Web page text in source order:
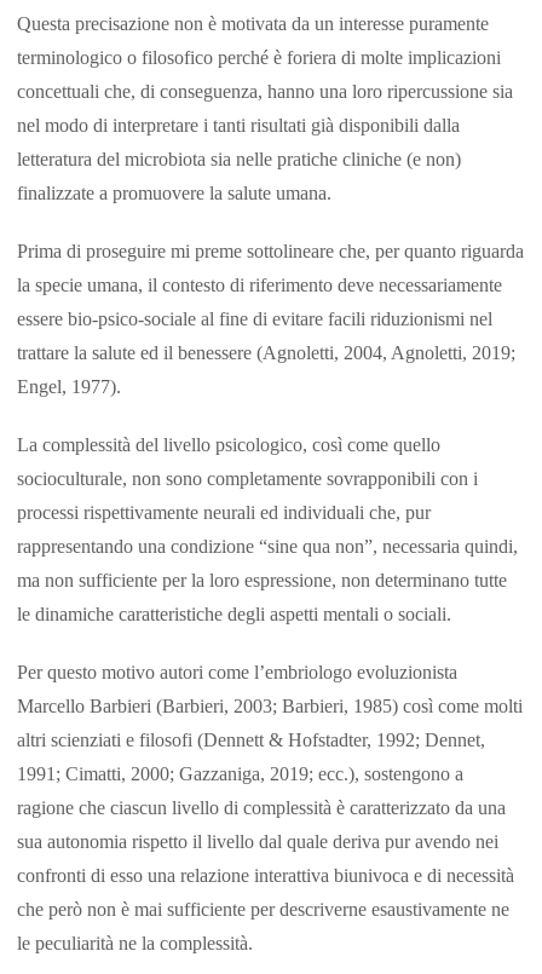
Questa precisazione non è motivata da un interesse puramente
terminologico o filosofico perché è foriera di molte implicazioni
concettuali che, di conseguenza, hanno una loro ripercussione sia
nel modo di interpretare i tanti risultati già disponibili dalla
letteratura del microbiota sia nelle pratiche cliniche (e non)
finalizzate a promuovere la salute umana.
Prima di proseguire mi preme sottolineare che, per quanto riguarda
la specie umana, il contesto di riferimento deve necessariamente
essere bio-psico-sociale al fine di evitare facili riduzionismi nel
trattare la salute ed il benessere (Agnoletti, 2004, Agnoletti, 2019;
Engel, 1977).
La complessità del livello psicologico, così come quello
socioculturale, non sono completamente sovrapponibili con i
processi rispettivamente neurali ed individuali che, pur
rappresentando una condizione “sine qua non”, necessaria quindi,
ma non sufficiente per la loro espressione, non determinano tutte
le dinamiche caratteristiche degli aspetti mentali o sociali.
Per questo motivo autori come l’embriologo evoluzionista
Marcello Barbieri (Barbieri, 2003; Barbieri, 1985) così come molti
altri scienziati e filosofi (Dennett & Hofstadter, 1992; Dennet,
1991; Cimatti, 2000; Gazzaniga, 2019; ecc.), sostengono a
ragione che ciascun livello di complessità è caratterizzato da una
sua autonomia rispetto il livello dal quale deriva pur avendo nei
confronti di esso una relazione interattiva biunivoca e di necessità
che però non è mai sufficiente per descriverne esaustivamente ne
le peculiarità ne la complessità.